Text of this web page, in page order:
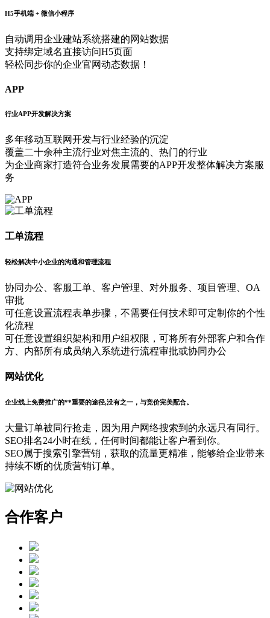
H5手机端 + 微信小程序
自动调用企业建站系统搭建的网站数据
支持绑定域名直接访问H5页面
轻松同步你的企业官网动态数据！
APP
行业APP开发解决方案
多年移动互联网开发与行业经验的沉淀
覆盖二十余种主流行业对焦主流的、热门的行业
为企业商家打造符合业务发展需要的APP开发整体解决方案服
务
工单流程
轻松解决中小企业的沟通和管理流程
协同办公、客服工单、客户管理、对外服务、项目管理、OA
审批
可任意设置流程表单步骤，不需要任何技术即可定制你的个性
化流程
可任意设置组织架构和用户组权限，可将所有外部客户和合作
方、内部所有成员纳入系统进行流程审批或协同办公
网站优化
企业线上免费推广的**重要的途径,没有之一，与竞价完美配合。
大量订单被同行抢走，因为用户网络搜索到的永远只有同行。
SEO排名24小时在线，任何时间都能让客户看到你。
SEO属于搜索引擎营销，获取的流量更精准，能够给企业带来
持续不断的优质营销订单。
合作客户